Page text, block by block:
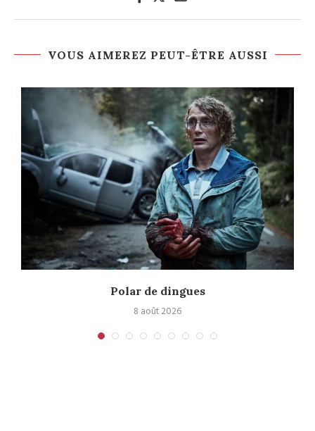
VOUS AIMEREZ PEUT-ÊTRE AUSSI
Polar de dingues
8 août 2026